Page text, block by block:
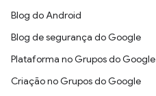
Blog do Android
Blog de segurança do Google
Plataforma no Grupos do Google
Criação no Grupos do Google